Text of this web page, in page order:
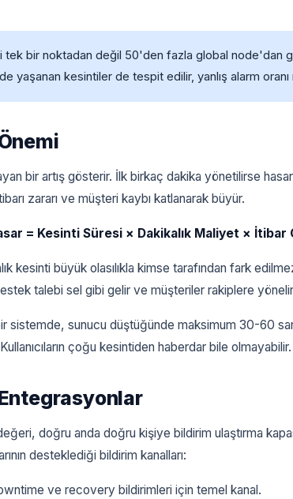
tek bir noktadan değil 50'den fazla global node'dan
yaşanan kesintiler de tespit edilir, yanlış alarm oranı
bir artış gösterir. İlk birkaç dakika yönetilirse
zararı ve müşteri kaybı katlanarak büyür.
= Kesinti Süresi × Dakikalık Maliyet × İtibar
kesinti büyük olasılıkla kimse tarafından fark
talebi sel gibi gelir ve müşteriler rakiplere
sistemde, sunucu düştüğünde maksimum 30-60
çoğu kesintiden haberdar bile olmayabilir.
doğru anda doğru kişiye bildirim ulaştırma
desteklediği bildirim kanalları:
ve recovery bildirimleri için temel kanal.